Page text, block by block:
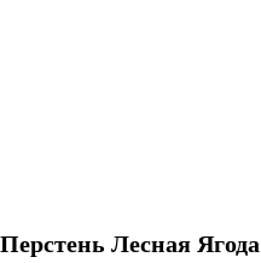
Перстень Лесная Ягода